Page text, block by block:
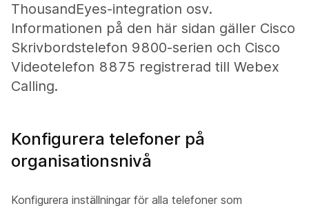
ThousandEyes-integration osv.
Informationen på den här sidan gäller Cisco
Skrivbordstelefon 9800-serien och Cisco
Videotelefon 8875 registrerad till Webex
Calling.
Konfigurera telefoner på
organisationsnivå
Konfigurera inställningar för alla telefoner som